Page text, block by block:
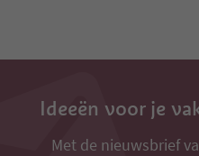
Ideeën voor je
Met de nieuwsbrief